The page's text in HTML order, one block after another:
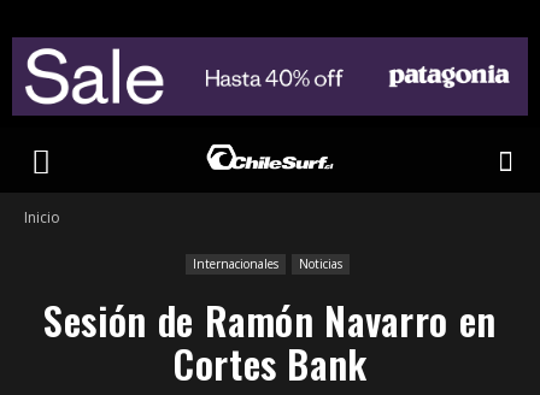
Inicio
Internacionales Noticias
Sesión de Ramón Navarro en
Cortes Bank